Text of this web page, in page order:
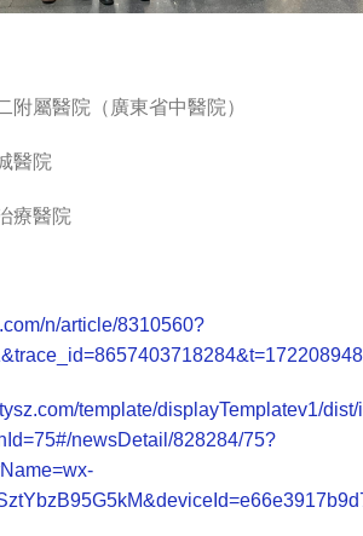
附屬醫院（廣東省中醫院）
醫院
療醫院
n/article/8310560?
template/displayTemplatev1/
newsDetail/828284/75?